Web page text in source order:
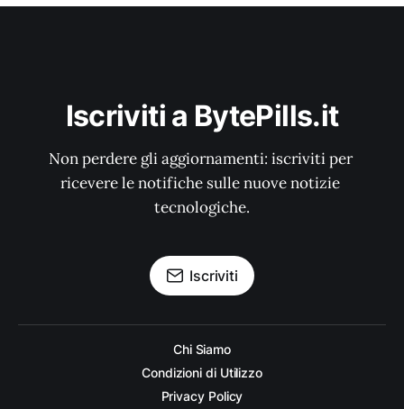
Iscriviti a BytePills.it
Non perdere gli aggiornamenti: iscriviti per
ricevere le notifiche sulle nuove notizie
tecnologiche.
Iscriviti
Chi Siamo
Condizioni di Utilizzo
Privacy Policy